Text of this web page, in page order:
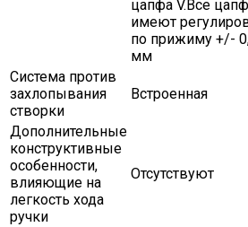
цапфа V.Все
имеют
по прижиму +/-
мм
Система против
захлопывания
створки
Встроенная
Дополнительные
конструктивные
особенности,
влияющие на
легкость хода
ручки
Отсутствуют